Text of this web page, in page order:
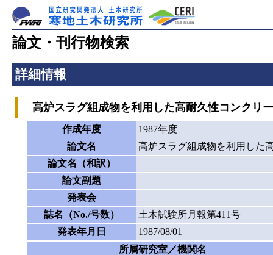
論文・刊行物検索
詳細情報
高炉スラグ組成物を利用した高耐久性コンクリ
作成年度
1987年度
論文名
高炉スラグ組成物を利用した
論文名（和訳）
論文副題
発表会
誌名（No./号数）
土木試験所月報第411号
発表年月日
1987/08/01
所属研究室／機関名